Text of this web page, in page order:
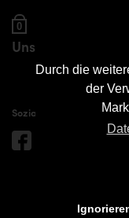
Durch die
der
0
Unsere Partner
Soziale Medien